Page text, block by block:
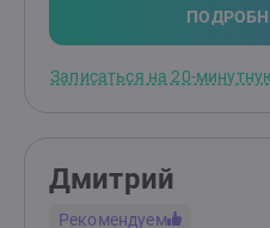
знакомства со мной.
Записаться на 20-
Дмитрий
Рекомендуем